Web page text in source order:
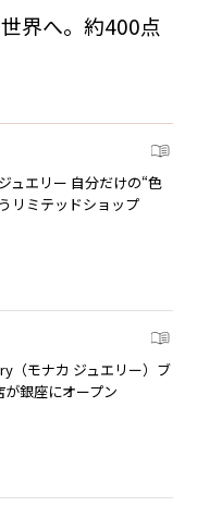
界へ。約400点
ュエリー 自分だけの“色
リミテッドショップ
（モナカ ジュエリー）ブ
銀座にオープン